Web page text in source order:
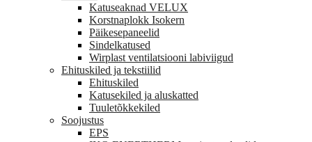
Katuseaknad VELUX
Korstnaplokk Isokern
Päikesepaneelid
Sindelkatused
Wirplast ventilatsiooni labiviigud
Ehituskiled ja tekstiilid
Ehituskiled
Katusekiled ja aluskatted
Tuuletõkkekiled
Soojustus
EPS